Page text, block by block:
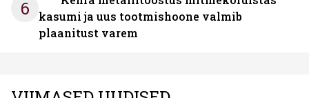
6
kasumi ja uus tootmishoone valmib
plaanitust varem